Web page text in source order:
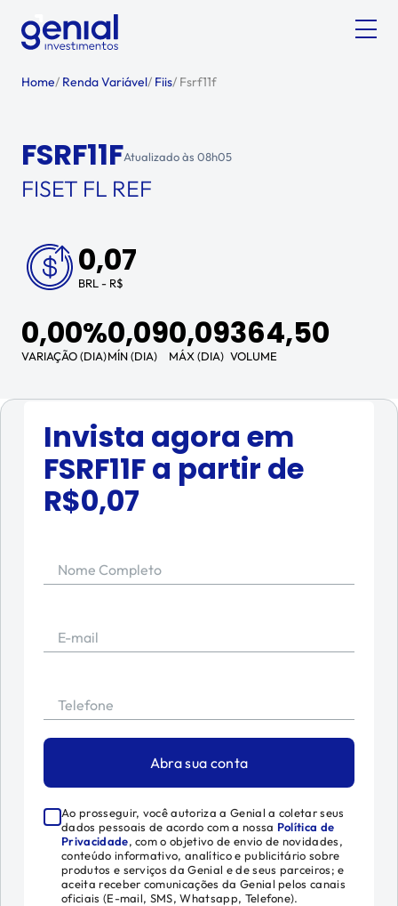
Home/ Renda Variável/ Fiis/ Fsrf11f
FSRF11FAtualizado às 08h05
FISET FL REF
0,07
BRL - R$
0,00%
VARIAÇÃO (DIA)
0,09
MÍN (DIA)
0,09
MÁX (DIA)
364,50
VOLUME
Invista agora em
FSRF11Fa partir de
R$0,07
Nome Completo
E-mail
Telefone
Abra sua conta
Ao prosseguir, você autoriza a Genial a coletar seus
dados pessoais de acordo com a nossa Política de
Privacidade, com o objetivo de envio de novidades,
conteúdo informativo, analítico e publicitário sobre
produtos e serviços da Genial e de seus parceiros; e
aceita receber comunicações da Genial pelos canais
oficiais (E-mail, SMS, Whatsapp, Telefone).